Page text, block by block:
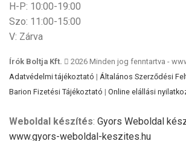
H-P: 10:00-19:00
Szo: 11:00-15:00
V: Zárva
Írók Boltja Kft.
2026 Minden jog fenntartva -
Adatvédelmi tájékoztató | Általános Szerződési
Barion Fizetési Tájékoztató | Online elállási
Weboldal készítés: Gyors Weboldal
www.gyors-weboldal-keszites.hu